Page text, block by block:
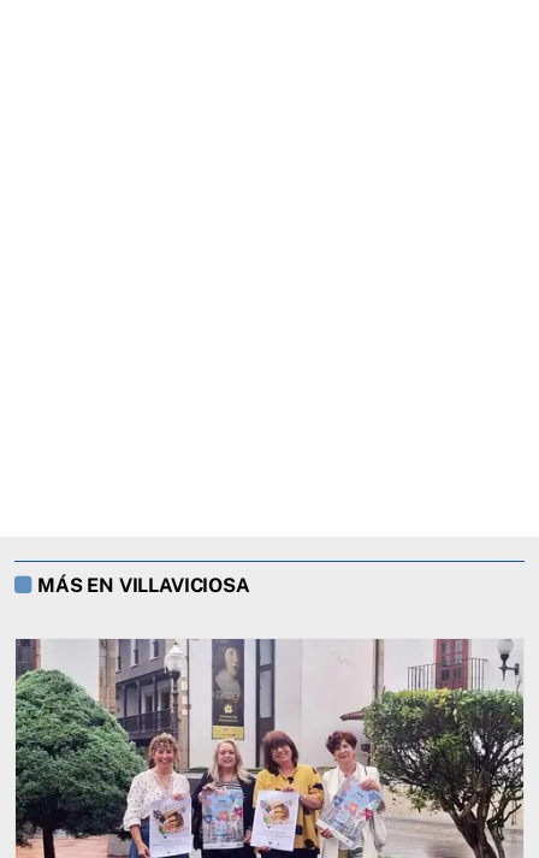
MÁS EN VILLAVICIOSA